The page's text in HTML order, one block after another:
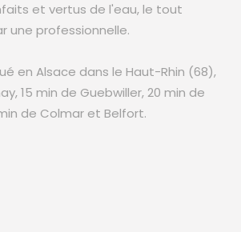
et vertus de l'eau, le tout
une professionnelle.
en Alsace dans le Haut-Rhin (68),
15 min de Guebwiller, 20 min de
de Colmar et Belfort.